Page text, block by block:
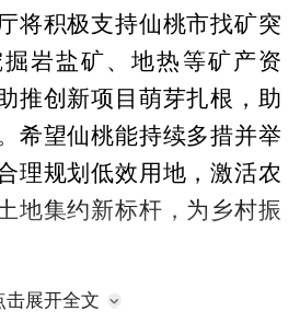
将积极支持仙桃市找矿突
岩盐矿、地热等矿产资
推创新项目萌芽扎根，助
希望仙桃能持续多措并举
理规划低效用地，激活农
地集约新标杆，为乡村振
源厅长期以来的关心支持
击展开全文